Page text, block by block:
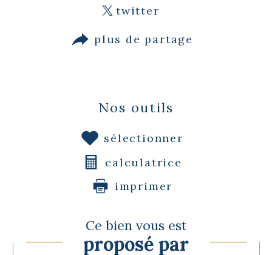
twitter
plus de partage
Nos outils
sélectionner
calculatrice
imprimer
Ce bien vous est
proposé par